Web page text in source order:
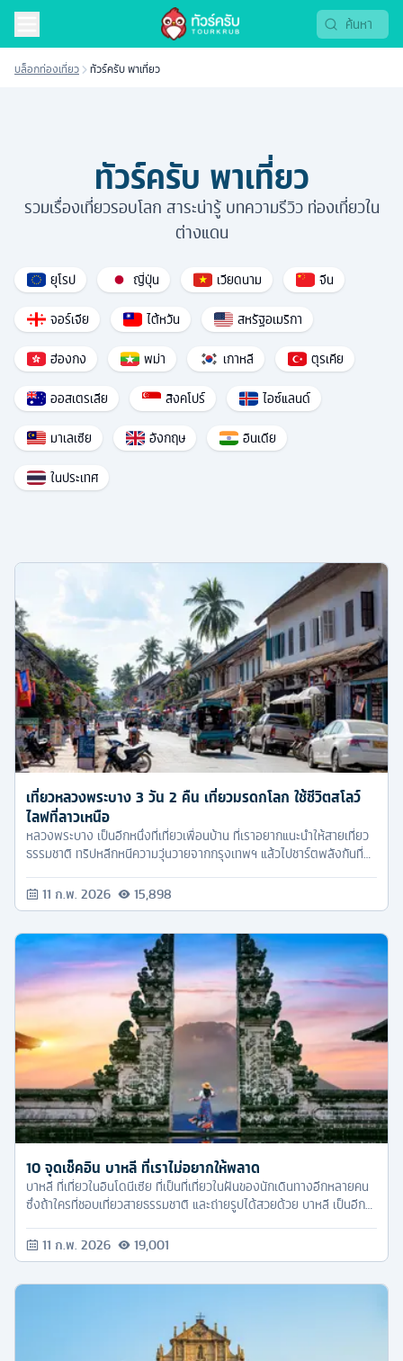
บล็อกท่องเที่ยว ทัวร์ครับ พาเที่ยว
ทัวร์ครับ พาเที่ยว
รวมเรื่องเที่ยวรอบโลก สาระน่ารู้ บทความรีวิว ท่องเที่ยวใน
ต่างแดน
ยุโรป ญี่ปุ่น เวียดนาม
จีน
จอร์เจีย
ไต้หวัน
สหรัฐอเมริกา
ฮ่องกง
พม่า เกาหลี
ตุรเคีย
ออสเตรเลีย
สิงคโปร์
ไอซ์แลนด์
มาเลเซีย
อังกฤษ
อินเดีย
ในประเทศ
เที่ยวหลวงพระบาง 3 วัน 2 คืน เที่ยวมรดกโลก ใช้ชีวิตสโลว์
ไลฟที่ลาวเหนือ
หลวงพระบาง เป็นอีกหนึ่งที่เที่ยวเพื่อนบ้าน ที่เราอยากแนะนำให้สายเที่ยว
ธรรมชาติ ทริปหลีกหนีความวุ่นวายจากกรุงเทพฯ แล้วไปชาร์ตพลังกันที่
11 ก.พ. 2026 15,898
10 จุดเช็คอิน บาหลี ที่เราไม่อยากให้พลาด
บาหลี ที่เที่ยวในอินโดนีเซีย ที่เป็นที่เที่ยวในฝันของนักเดินทางอีกหลายคน
ซึ่งถ้าใครที่ชอบเที่ยวสายธรรมชาติ และถ่ายรูปได้สวยด้วย บาหลี เป็นอีก
11 ก.พ. 2026 19,001